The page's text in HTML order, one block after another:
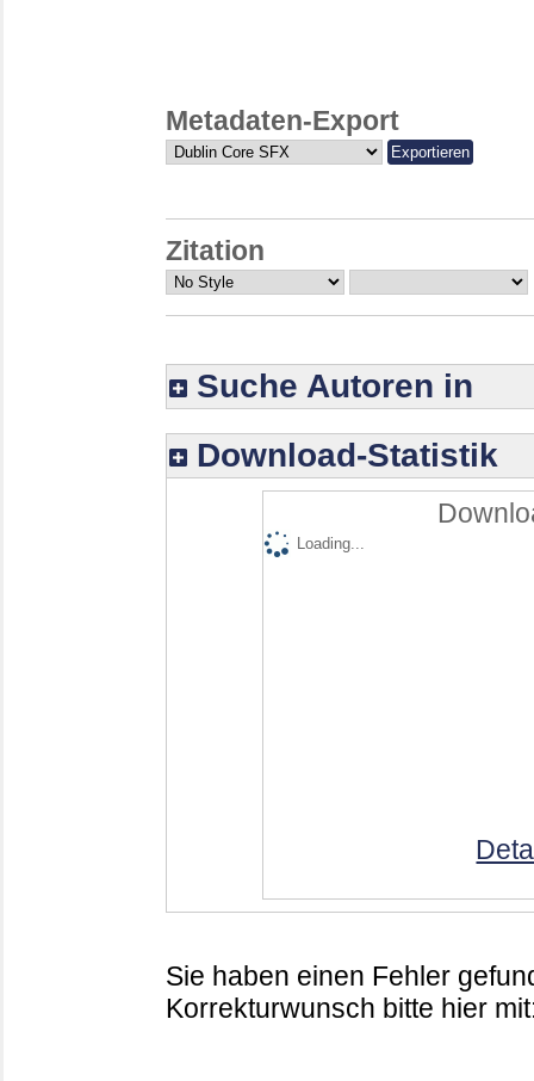
Metadaten-Export
Zitation
Suche Autoren in
Download-Statistik
Loading...
Sie haben einen Fehler
Korrekturwunsch bitte hier